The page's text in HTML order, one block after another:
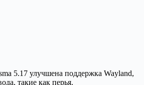
5.17 улучшена поддержка Wayland,
такие как перья.